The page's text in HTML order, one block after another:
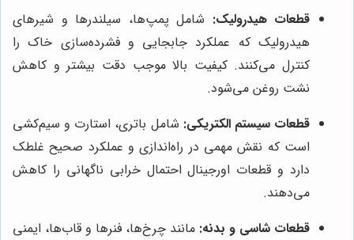
قطعات هیدرولیک: شامل پمپ‌ها، سیلندرها و شیرهای
هیدرولیک که عملکرد جابجایی و فشرده‌سازی خاک را
کنترل می‌کنند. کیفیت بالا موجب دقت بیشتر و کاهش
نشت روغن می‌شود.
قطعات سیستم الکتریکی: شامل باتری، استارت و سیم‌کشی
است که نقش مهمی در راه‌اندازی و عملکرد صحیح غلطک
دارد و قطعات اورجینال احتمال خرابی ناگهانی را کاهش
می‌دهند.
قطعات شاسی و بدنه: مانند چرخ‌ها، فنرها و قاب‌ها، ایمنی